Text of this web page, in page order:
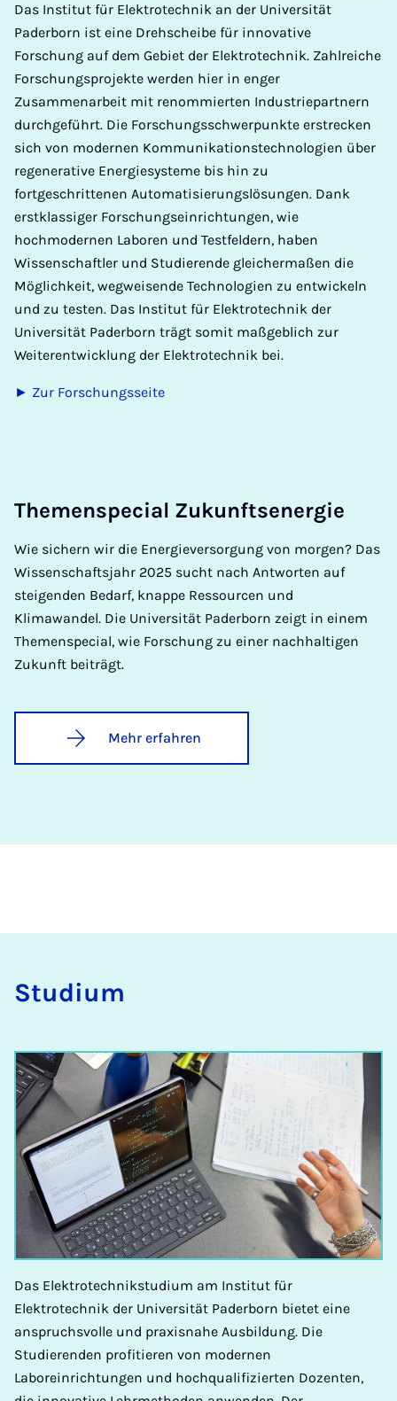
Das Institut für Elektrotechnik an der Universität
Paderborn ist eine Drehscheibe für innovative
Forschung auf dem Gebiet der Elektrotechnik. Zahlreiche
Forschungsprojekte werden hier in enger
Zusammenarbeit mit renommierten Industriepartnern
durchgeführt. Die Forschungsschwerpunkte erstrecken
sich von modernen Kommunikationstechnologien über
regenerative Energiesysteme bis hin zu
fortgeschrittenen Automatisierungslösungen. Dank
erstklassiger Forschungseinrichtungen, wie
hochmodernen Laboren und Testfeldern, haben
Wissenschaftler und Studierende gleichermaßen die
Möglichkeit, wegweisende Technologien zu entwickeln
und zu testen. Das Institut für Elektrotechnik der
Universität Paderborn trägt somit maßgeblich zur
Weiterentwicklung der Elektrotechnik bei.
► Zur Forschungsseite
The­men­spe­ci­al Zu­kunft­s­ener­gie
Wie sichern wir die Energieversorgung von morgen? Das
Wissenschaftsjahr 2025 sucht nach Antworten auf
steigenden Bedarf, knappe Ressourcen und
Klimawandel. Die Universität Paderborn zeigt in einem
Themenspecial, wie Forschung zu einer nachhaltigen
Zukunft beiträgt.
Mehr erfahren
Stu­di­um
Das Elektrotechnikstudium am Institut für
Elektrotechnik der Universität Paderborn bietet eine
anspruchsvolle und praxisnahe Ausbildung. Die
Studierenden profitieren von modernen
Laboreinrichtungen und hochqualifizierten Dozenten,